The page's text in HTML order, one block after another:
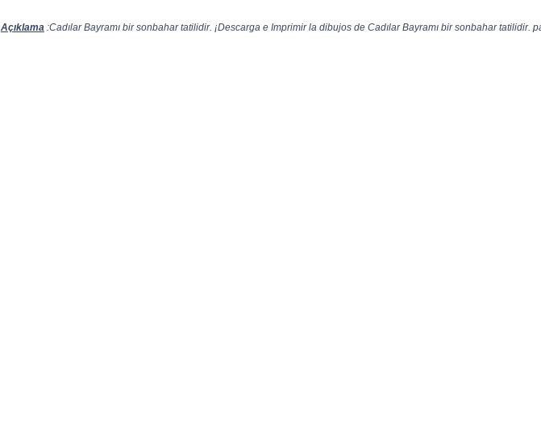
Açıklama:Cadılar Bayramı bir sonbahar tatilidir. ¡Descarga e Imprimir la dibujos de Cadılar Bayramı bir sonbahar tatilidir.